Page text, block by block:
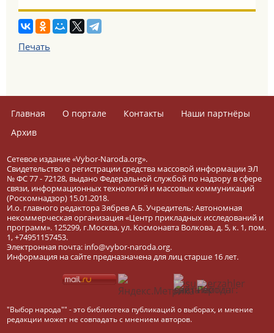
Печать
Главная О портале Контакты
Наши партнёры
Архив
Сетевое издание «Vybor-Naroda.org».
Свидетельство о регистрации средства массовой информации ЭЛ
№ ФС 77 - 72128, выдано Федеральной службой по надзору в сфере
связи, информационных технологий и массовых коммуникаций
(Роскомнадзор) 15.01.2018.
И.о. главного редактора Зябрев А.Б. Учредитель: Автономная
некоммерческая организация «Центр прикладных исследований и
программ». 125299, г.Москва, ул. Космонавта Волкова, д. 5, к. 1, пом.
1, +74951157453.
Электронная почта: info@vybor-naroda.org.
Информация на сайте предназначена для лиц старше 16 лет.
"Выбор народа"" - это библиотека публикаций о выборах, и мнение
редакции может не совпадать с мнением авторов.